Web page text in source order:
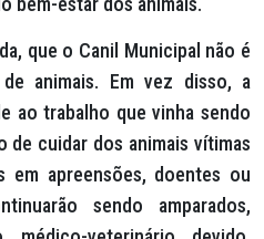
que o Canil Municipal não é
animais. Em vez disso, a
ao trabalho que vinha sendo
cuidar dos animais vítimas
em apreensões, doentes ou
sendo amparados,